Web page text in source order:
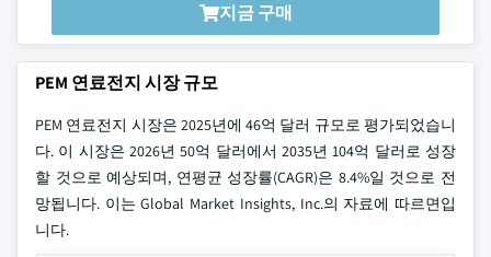
지금 구매
PEM 연료전지 시장 규모
PEM 연료전지 시장은 2025년에 46억 달러 규모로 평가되었습니
다. 이 시장은 2026년 50억 달러에서 2035년 104억 달러로 성장
할 것으로 예상되며, 연평균 성장률(CAGR)은 8.4%일 것으로 전
망됩니다. 이는 Global Market Insights, Inc.의 자료에 따르면입
니다.